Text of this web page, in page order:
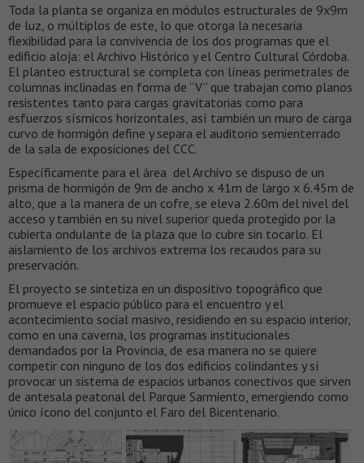
Toda la planta se organiza en módulos estructurales de 9x9m
de luz, o múltiplos de este, lo que otorga la necesaria
flexibilidad para la convivencia de los dos programas que el
edificio aloja: el Archivo Histórico y el Centro Cultural Córdoba.
El planteo estructural se completa con líneas perimetrales de
columnas inclinadas en forma de “V” que trabajan como planos
resistentes tanto para cargas gravitatorias como para
esfuerzos sísmicos horizontales, así también un muro de carga
curvo de hormigón define y separa el auditorio semienterrado
de la sala de exposiciones del CCC.
Específicamente para el área del Archivo se dispuso de un
prisma de hormigón de 9m de ancho x 41m de largo x 6.45m de
alto, que a la manera de un cofre, se eleva 2.60m del nivel del
acceso y también en su nivel superior queda protegido por la
cubierta ondulante de la plaza que lo cubre sin tocarlo. El
aislamiento de los archivos extrema los recaudos para su
preservación.
El proyecto se sintetiza en un dispositivo topográfico que
promueve el espacio público para el encuentro y el
acontecimiento social masivo, residiendo en su espacio interior,
como en una caverna, los programas institucionales
demandados por la Provincia, de esa manera no se quiere
competir con ninguno de los dos edificios colindantes y sí
provocar un sistema de espacios urbanos conectivos que sirven
de antesala peatonal del Parque Sarmiento, emergiendo como
único ícono del conjunto el Faro del Bicentenario.